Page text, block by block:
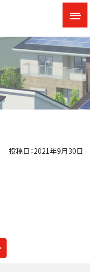
投稿日：2021年9月30日